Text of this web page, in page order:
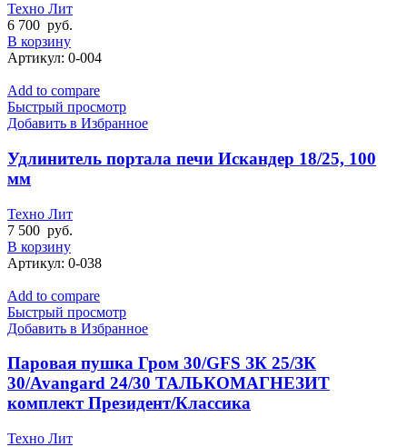
Техно Лит
6 700 руб.
В корзину
Артикул: 0-004
Add to compare
Быстрый просмотр
Добавить в Избранное
Удлинитель портала печи Искандер 18/25, 100
мм
Техно Лит
7 500 руб.
В корзину
Артикул: 0-038
Add to compare
Быстрый просмотр
Добавить в Избранное
Паровая пушка Гром 30/GFS ЗК 25/ЗК
30/Avangard 24/30 ТАЛЬКОМАГНЕЗИТ
комплект Президент/Классика
Техно Лит